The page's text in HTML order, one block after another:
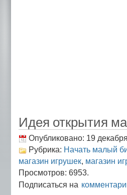
Идея открытия
Опубликовано: 19
Рубрика: Начать малый
магазин игрушек, магазин
Просмотров: 6953.
Подписаться на